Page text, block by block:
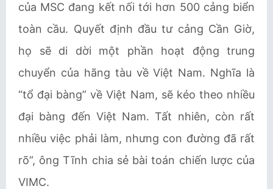
của MSC đang kết nối tới hơn 500 cảng biển
toàn cầu. Quyết định đầu tư cảng Cần Giờ,
họ sẽ di dời một phần hoạt động trung
chuyển của hãng tàu về Việt Nam. Nghĩa là
“tổ đại bàng” về Việt Nam, sẽ kéo theo nhiều
đại bàng đến Việt Nam. Tất nhiên, còn rất
nhiều việc phải làm, nhưng con đường đã rất
rõ”, ông Tĩnh chia sẻ bài toán chiến lược của
VIMC.